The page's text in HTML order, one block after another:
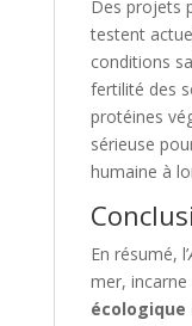
Des projets
testent
conditions
fertilité des
protéines
sérieuse
humaine à
En résumé, l’
mer, incarne